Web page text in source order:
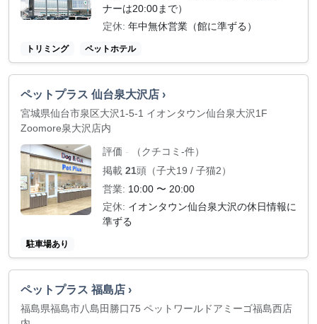
ナーは20:00まで）
定休: 年中無休営業（館に準ずる）
トリミング ペットホテル
ペットプラス 仙台泉大沢店 ›
宮城県仙台市泉区大沢1-5-1 イオンタウン仙台泉大沢1F
Zoomore泉大沢店内
評価 -
（クチコミ-件）
掲載 21頭（子犬19 / 子猫2）
営業: 10:00 〜 20:00
定休: イオンタウン仙台泉大沢の休日情報に
準ずる
駐車場あり
ペットプラス 福島店 ›
福島県福島市八島田勝口75 ペットワールドアミーゴ福島西店